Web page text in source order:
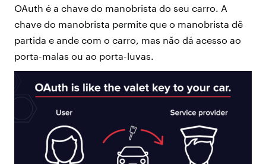
OAuth é a chave do manobrista do seu carro. A
chave do manobrista permite que o manobrista dê
partida e ande com o carro, mas não dá acesso ao
porta-malas ou ao porta-luvas.